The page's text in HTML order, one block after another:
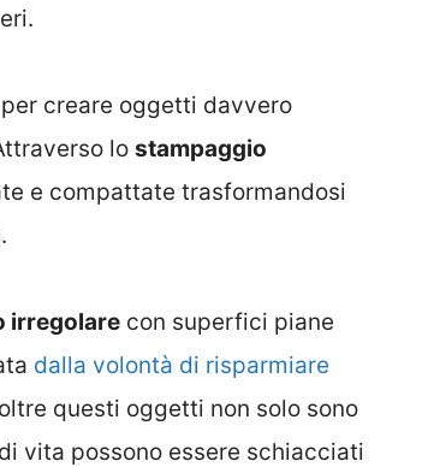
creare oggetti davvero
lo stampaggio
e compattate trasformandosi
.
irregolare con superfici piane
dalla volontà di risparmiare
questi oggetti non solo sono
vita possono essere schiacciati